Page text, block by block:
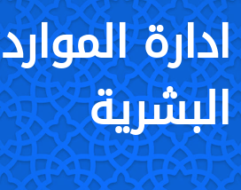
ادارة الموارد
البشرية